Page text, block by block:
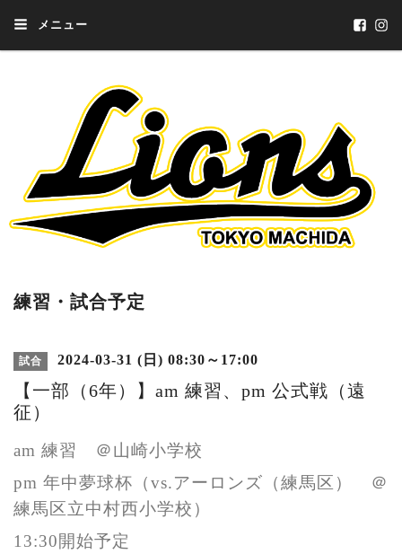
メニュー
練習・試合予定
試合 2024-03-31 (日) 08:30～17:00
【一部（6年）】am 練習、pm 公式戦（遠
征）
am 練習 ＠山崎小学校
pm 年中夢球杯 （vs.アーロンズ（練馬区） ＠
練馬区立中村西小学校）
13:30開始予定